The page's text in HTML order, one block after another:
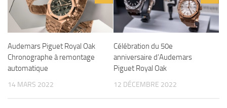
Audemars Piguet Royal Oak
Chronographe à remontage
automatique
14 MARS 2022
Célébration du 50e
anniversaire d’Audemars
Piguet Royal Oak
12 DÉCEMBRE 2022